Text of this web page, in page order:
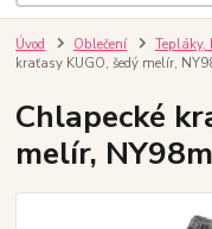
Úvod Oblečení Tepláky,
kraťasy KUGO, šedý melír,
Chlapecké
melír, NY98m